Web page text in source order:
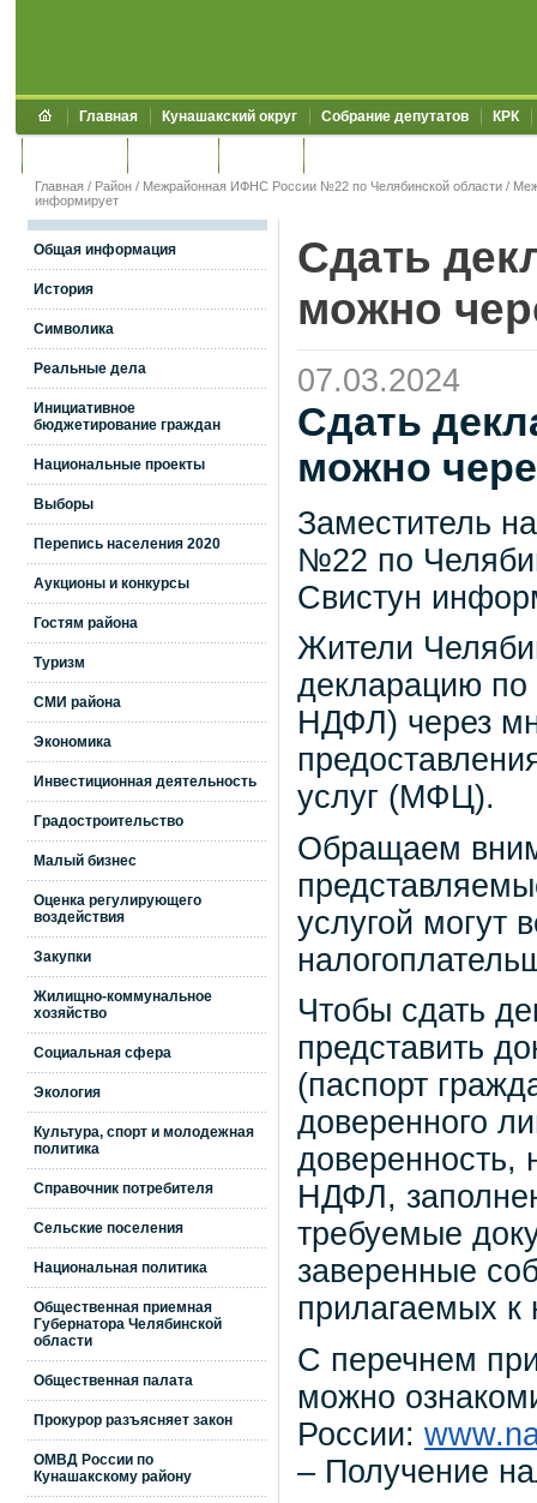
Главная Кунашакский округ Собрание депутатов КРК
Главная / Район / Межрайонная ИФНС России №22 по Челябинской области /
информирует
Общая информация
История
Символика
Реальные дела
Инициативное
бюджетирование граждан
Национальные проекты
Выборы
Перепись населения 2020
Аукционы и конкурсы
Гостям района
Туризм
СМИ района
Экономика
Инвестиционная деятельность
Градостроительство
Малый бизнес
Оценка регулирующего
воздействия
Закупки
Жилищно-коммунальное
хозяйство
Социальная сфера
Экология
Культура, спорт и молодежная
политика
Справочник потребителя
Сельские поселения
Национальная политика
Общественная приемная
Губернатора Челябинской
области
Общественная палата
Прокурор разъясняет закон
ОМВД России по
Кунашакскому району
Сдать
можно
07.03.2024
Сдать
можно
Заместитель
№22 по
Свистун
Жители
декларацию по
НДФЛ) через
услуг (МФЦ).
Обращаем
услугой могут
Чтобы сдать
представить
(паспорт
доверенного
НДФЛ,
требуемые
заверенные
прилагаемых к
С перечнем
можно
России:
– Получение